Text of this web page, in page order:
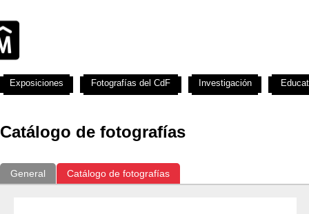
Catálogo de fotografías
General Catálogo de fotografías
Exposiciones Fotografías del CdF Investigación